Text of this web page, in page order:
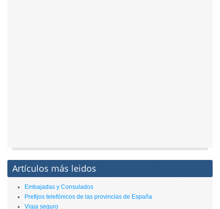
Artículos más leidos
Embajadas y Consulados
Prefijos telefónicos de las provincias de España
Viaja seguro